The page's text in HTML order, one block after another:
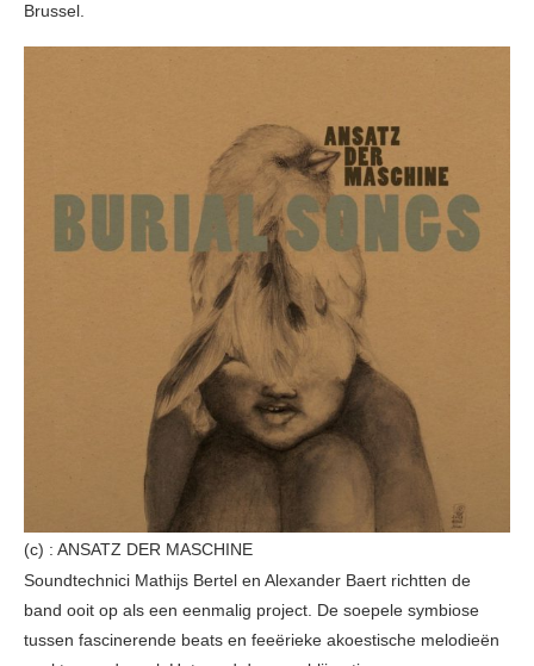
Brussel.
(c) : ANSATZ DER MASCHINE
Soundtechnici Mathijs Bertel en Alexander Baert richtten de
band ooit op als een eenmalig project. De soepele symbiose
tussen fascinerende beats en feeërieke akoestische melodieën